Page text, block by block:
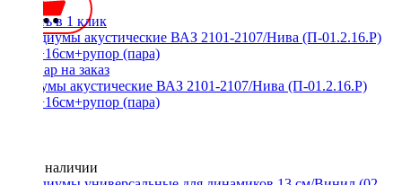
Купить в 1 клик
Подиумы акустические ВАЗ 2101-2107/Нива (П-01.2.16.Р)
16см+16см+рупор (пара)
Нет в наличии